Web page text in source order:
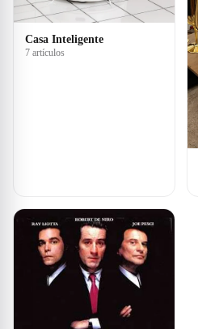
Casa Inteligente
7 artículos